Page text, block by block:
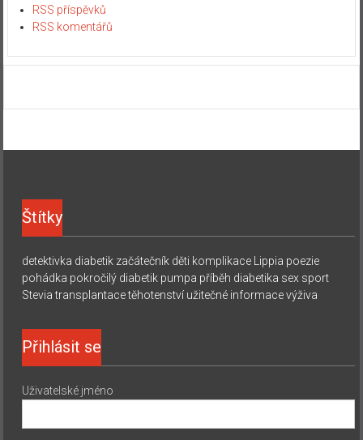
RSS příspěvků
RSS komentářů
Štítky
detektivka diabetik začátečník děti komplikace Lippia poezie
pohádka pokročilý diabetik pumpa příběh diabetika sex sport
Stevia transplantace těhotenství užitečné informace výživa
Přihlásit se
Uživatelské jméno